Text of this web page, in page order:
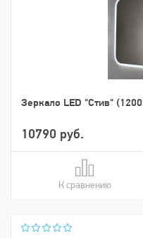
Зеркало LED "Стив"
10790 руб.
К сравнению
В сравнении